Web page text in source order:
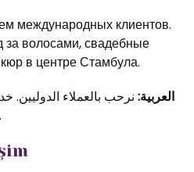
международных клиентов.
волосами, свадебные
в центре Стамбула.
العربية: نرحب بالعملاء
الاحترافي في قلب اسطنبول.